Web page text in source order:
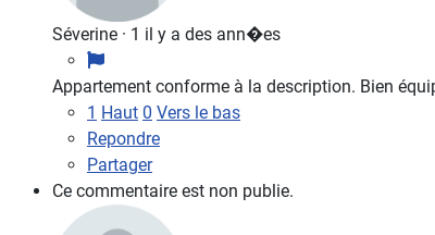
Séverine · 1 il y a des ann�es
Appartement conforme à la description. Bien
1 Haut 0 Vers le bas
Repondre
Partager
Ce commentaire est non publie.